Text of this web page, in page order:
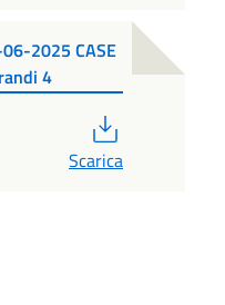
2025 CASE
4
Scarica